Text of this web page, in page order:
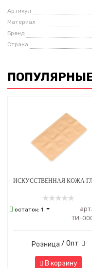
Артикул
Материал
Бренд
Страна
остаток:1
ТИ-
Розница / Опт
В корзину